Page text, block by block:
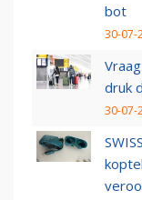
bot
30-07-
druk
30-07-